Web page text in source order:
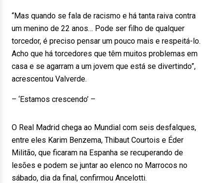
“Mas quando se fala de racismo e há tanta raiva contra
um menino de 22 anos… Pode ser filho de qualquer
torcedor, é preciso pensar um pouco mais e respeitá-lo.
Acho que há torcedores que têm muitos problemas em
casa e se agarram a um jovem que está se divertindo”,
acrescentou Valverde.
– ‘Estamos crescendo’ –
O Real Madrid chega ao Mundial com seis desfalques,
entre eles Karim Benzema, Thibaut Courtois e Éder
Militão, que ficaram na Espanha se recuperando de
lesões e podem se juntar ao elenco no Marrocos no
sábado, dia da final, confirmou Ancelotti.